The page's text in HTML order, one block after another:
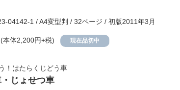
04142-1 / A4変型判 / 32ページ / 初版2011年3月
(本体2,200円+税) 現在品切中
！はたらくじどう車
じょせつ車